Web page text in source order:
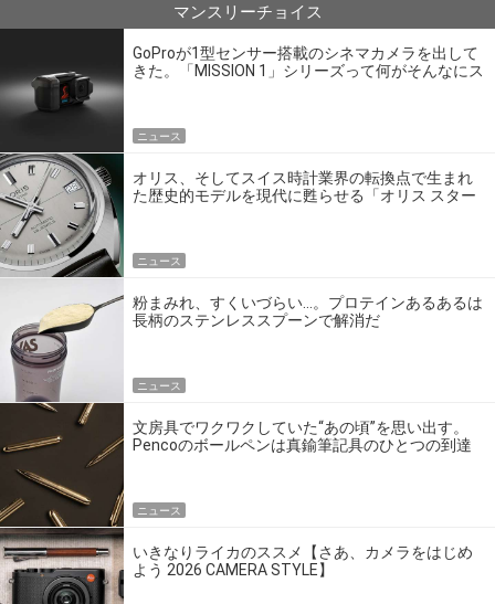
マンスリーチョイス
GoProが1型センサー搭載のシネマカメラを出して
きた。「MISSION 1」シリーズって何がそんなにス
ニュース
オリス、そしてスイス時計業界の転換点で生まれ
た歴史的モデルを現代に甦らせる「オリス スター
ニュース
粉まみれ、すくいづらい…。プロテインあるあるは
長柄のステンレススプーンで解消だ
ニュース
文房具でワクワクしていた“あの頃”を思い出す。
Pencoのボールペンは真鍮筆記具のひとつの到達
ニュース
いきなりライカのススメ【さあ、カメラをはじめ
よう 2026 CAMERA STYLE】